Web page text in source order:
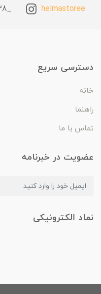
helmastoree
_09924999838_02166746877
دسترسی سریع
خانه
راهنما
تماس با ما
عضویت در خبرنامه
نماد الکترونیکی